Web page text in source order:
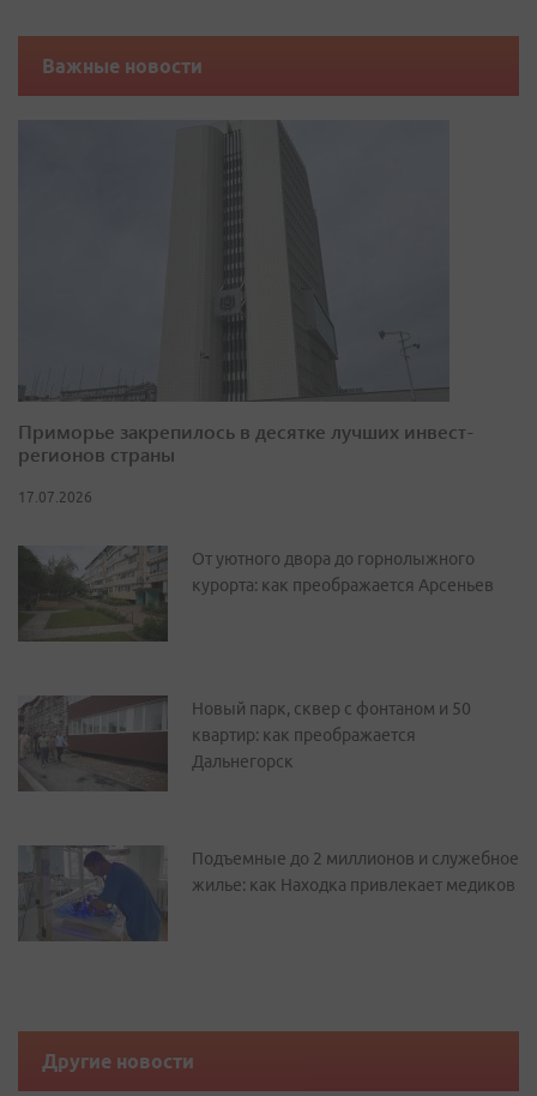
Важные новости
Приморье закрепилось в десятке лучших инвест-
регионов страны
17.07.2026
От уютного двора до горнолыжного
курорта: как преображается Арсеньев
Новый парк, сквер с фонтаном и 50
квартир: как преображается
Дальнегорск
Подъемные до 2 миллионов и служебное
жилье: как Находка привлекает медиков
Другие новости